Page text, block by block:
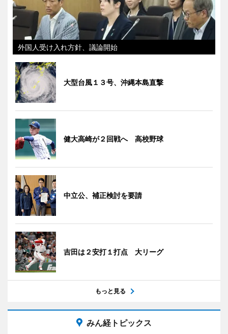
外国人受け入れ方針、議論開始
大型台風１３号、沖縄本島直撃
健大高崎が２回戦へ 高校野球
中立公、補正検討を要請
吉田は２安打１打点 大リーグ
もっと見る
みん経トピックス